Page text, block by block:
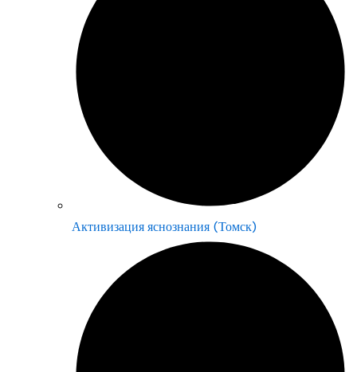
Активизация яснознания (Томск)